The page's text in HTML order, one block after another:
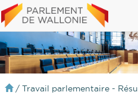
/ Travail parlementaire -